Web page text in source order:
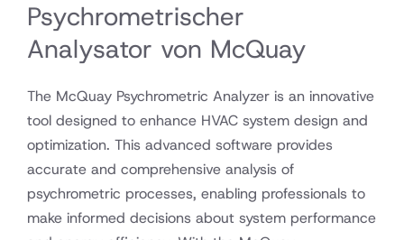
Psychrometrischer
Analysator von McQuay
The McQuay Psychrometric Analyzer is an innovative
tool designed to enhance HVAC system design and
optimization. This advanced software provides
accurate and comprehensive analysis of
psychrometric processes, enabling professionals to
make informed decisions about system performance